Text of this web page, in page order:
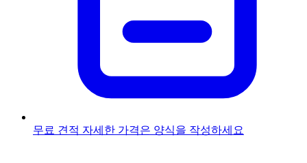
무료 견적 자세한 가격은 양식을 작성하세요